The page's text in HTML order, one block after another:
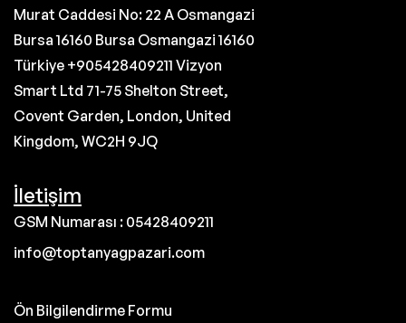
Murat Caddesi No: 22 A Osmangazi
Bursa 16160 Bursa Osmangazi 16160
Türkiye +905428409211 Vizyon
Smart Ltd 71-75 Shelton Street,
Covent Garden, London, United
Kingdom, WC2H 9JQ
İletişim
GSM Numarası : 05428409211
info@toptanyagpazari.com
Ön Bilgilendirme Formu